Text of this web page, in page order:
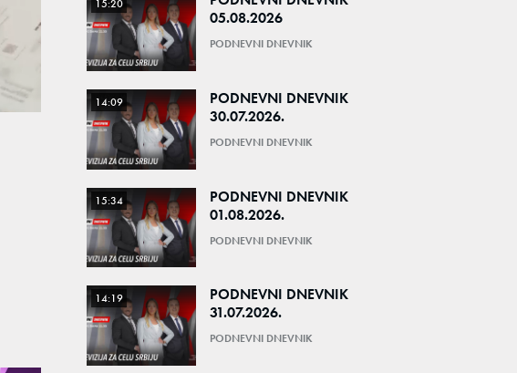
15:20
05.08.2026
PODNEVNI DNEVNIK
14:09
PODNEVNI DNEVNIK
30.07.2026.
PODNEVNI DNEVNIK
15:34
PODNEVNI DNEVNIK
01.08.2026.
PODNEVNI DNEVNIK
14:19
PODNEVNI DNEVNIK
31.07.2026.
PODNEVNI DNEVNIK